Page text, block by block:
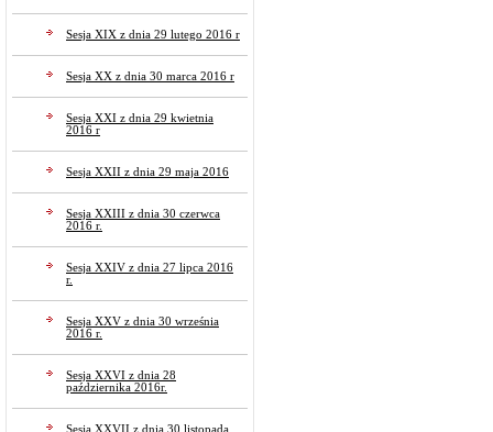
Sesja XIX z dnia 29 lutego 2016 r
Sesja XX z dnia 30 marca 2016 r
Sesja XXI z dnia 29 kwietnia
2016 r
Sesja XXII z dnia 29 maja 2016
Sesja XXIII z dnia 30 czerwca
2016 r.
Sesja XXIV z dnia 27 lipca 2016
r.
Sesja XXV z dnia 30 września
2016 r.
Sesja XXVI z dnia 28
października 2016r.
Sesja XXVII z dnia 30 listopada